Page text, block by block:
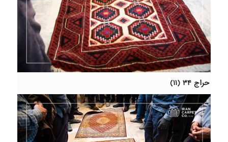
حراج ۳۴ (۱۱)